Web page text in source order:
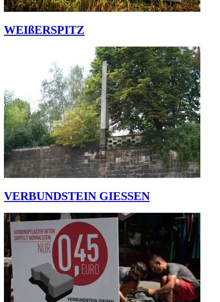
WEIßERSPITZ
VERBUNDSTEIN GIESSEN